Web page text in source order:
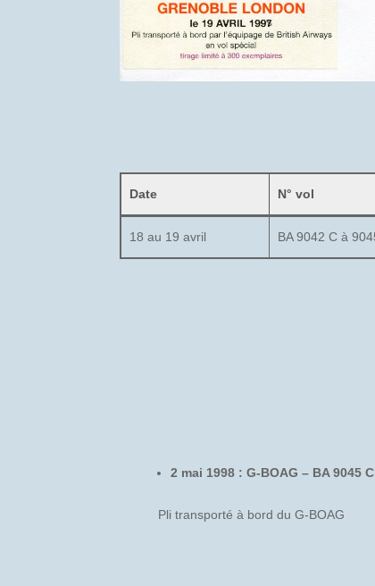
Date N° vol
18 au 19 avril BA 9042 C à
2 mai 1998 : G-BOAG – BA 9045
Pli transporté à bord du G-BOAG